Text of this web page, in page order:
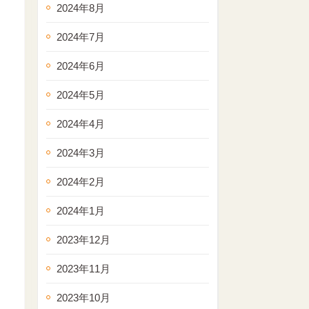
2024年8月
2024年7月
2024年6月
2024年5月
2024年4月
2024年3月
2024年2月
2024年1月
2023年12月
2023年11月
2023年10月